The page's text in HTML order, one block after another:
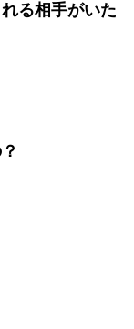
る相手がいた